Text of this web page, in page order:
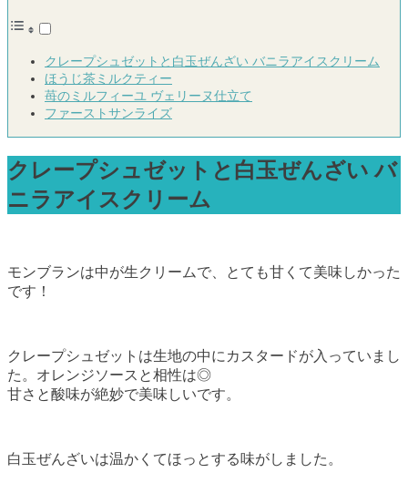
クレープシュゼットと白玉ぜんざい バニラアイスクリーム
ほうじ茶ミルクティー
苺のミルフィーユ ヴェリーヌ仕立て
ファーストサンライズ
クレープシュゼットと白玉ぜんざい バ
ニラアイスクリーム
モンブランは中が生クリームで、とても甘くて美味しかった
です！
クレープシュゼットは生地の中にカスタードが入っていまし
た。オレンジソースと相性は◎
甘さと酸味が絶妙で美味しいです。
白玉ぜんざいは温かくてほっとする味がしました。